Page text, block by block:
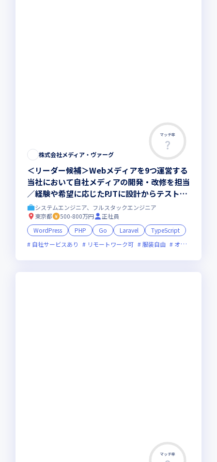
マッチ率
株式会社メディア・ヴァーグ
＜リーダー候補＞Webメディアを9つ運営する
当社において自社メディアの開発・改修を担当
／経験や希望に応じたPJTに設計からテストま
で一気通貫で携わっていただきます
システムエンジニア、フルスタックエンジニア
東京都
500-800万円
正社員
WordPress
PHP Go Laravel
TypeScript
自社サービスあり
リモートワーク可 服装自由 オンライン選考可
マッチ率